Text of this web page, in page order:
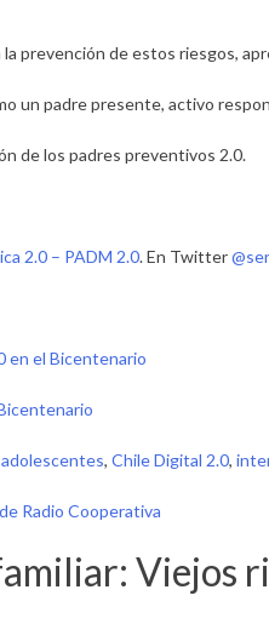
prevención de estos riesgos,
un padre presente, activo
de los padres preventivos 2.0.
2.0 – PADM 2.0. En Twitter
en el Bicentenario
adolescentes, Chile Digital 2.0,
Radio Cooperativa
Viejos